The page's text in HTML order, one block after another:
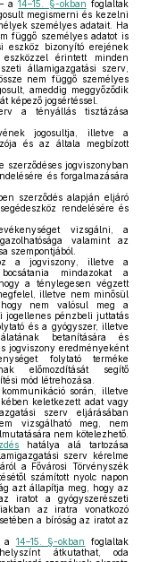
– a14–15. §-okban foglaltak
megismerni és kezelni
személyes adatait. Ha
függő személyes adatot is
eszköz bizonyító erejének
érintett minden
államigazgatási szerv,
nem függő személyes
ameddig meggyőződik
képező jogsértéssel.
a tényállás tisztázása
jogosultja, illetve a
és az általa megbízott
szerződéses jogviszonyban
és forgalmazására
szerződés alapján eljáró
rendelésére és
vizsgálni, a
valamint az
szempontjából.
a jogviszony, illetve a
mindazokat a
a ténylegesen végzett
illetve nem minősül
hogy nem valósul meg a
jogellenes pénzbeli juttatás
és a gyógyszer, illetve
betanítására és
jogviszony eredményeként
folytató terméke
előmozdítását segítő
mód létrehozása.
során, illetve
keletkezett adat vagy
szerv eljárásában
vizsgálható meg, nem
nem kötelezhető.
hatálya alá tartozása
szerv kérelme
a Fővárosi Törvényszék
számított nyolc napon
azt állapítja meg, hogy az
iratot a gyógyszerészeti
az iratra vonatkozó
a bíróság az iratot az
a 14–15. §-okban
foglaltak
átkutathat, oda